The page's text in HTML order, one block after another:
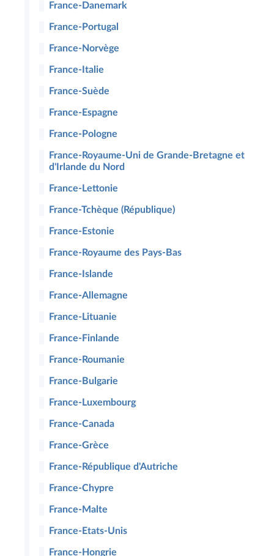
France-Danemark
France-Portugal
France-Norvège
France-Italie
France-Suède
France-Espagne
France-Pologne
France-Royaume-Uni de Grande-Bretagne et
d'Irlande du Nord
France-Lettonie
France-Tchèque (République)
France-Estonie
France-Royaume des Pays-Bas
France-Islande
France-Allemagne
France-Lituanie
France-Finlande
France-Roumanie
France-Bulgarie
France-Luxembourg
France-Canada
France-Grèce
France-République d'Autriche
France-Chypre
France-Malte
France-Etats-Unis
France-Hongrie